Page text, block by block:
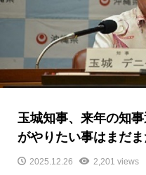
玉城知事、来年の知
がやりたい事はまだ
2025.12.26 2,201 views